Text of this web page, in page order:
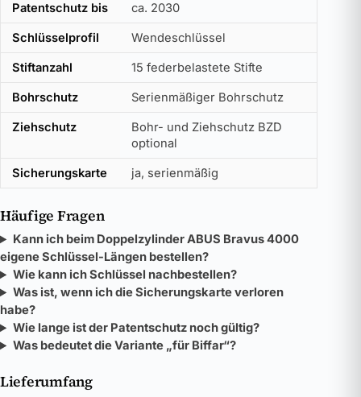
Patentschutz bis ca. 2030
Schlüsselprofil Wendeschlüssel
Stiftanzahl 15 federbelastete Stifte
Bohrschutz Serienmäßiger Bohrschutz
Ziehschutz
Bohr- und Ziehschutz BZD
optional
Sicherungskarte ja, serienmäßig
Häufige Fragen
Kann ich beim Doppelzylinder ABUS Bravus 4000
eigene Schlüssel-Längen bestellen?
Wie kann ich Schlüssel nachbestellen?
Was ist, wenn ich die Sicherungskarte verloren
habe?
Wie lange ist der Patentschutz noch gültig?
Was bedeutet die Variante „für Biffar“?
Lieferumfang